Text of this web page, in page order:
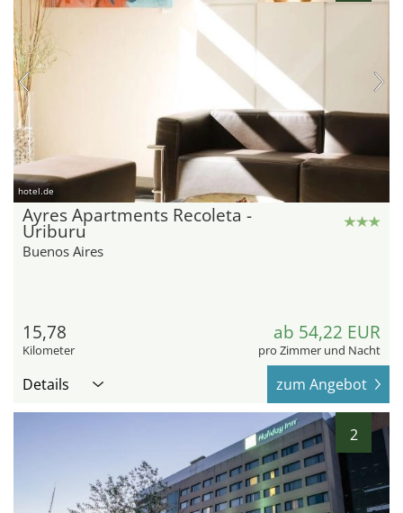
hotel.de
Ayres Apartments Recoleta -
Uriburu
Buenos Aires
15,78
Kilometer
ab 54,22 EUR
pro Zimmer und Nacht
Details zum Angebot
2